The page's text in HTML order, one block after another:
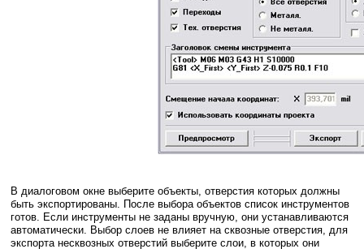
В диалоговом окне выберите объекты, отверстия которых должны
быть экспортированы. После выбора объектов список инструментов
готов. Если инструменты не заданы вручную, они устанавливаются
автоматически. Выбор слоев не влияет на сквозные отверстия, для
экспорта несквозных отверстий выберите слои, в которых они